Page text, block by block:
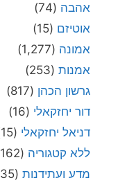
אהבה (74)
אוטיזם (15)
אמונה (1,277)
אמנות (253)
גרשון הכהן (817)
דור יחזקאלי (16)
דניאל יחזקאלי (15)
ללא קטגוריה (162)
מדע ועתידנות (135)